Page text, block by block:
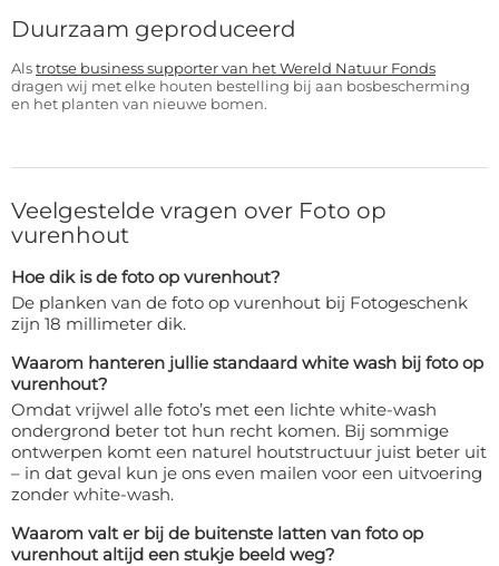
Duurzaam geproduceerd
Alstrotse business supporter van het Wereld Natuur Fonds
dragen wij met elke houten bestelling bij aan bosbescherming
en het planten van nieuwe bomen.
Veelgestelde vragen over Foto op
vurenhout
Hoe dik is de foto op vurenhout?
De planken van de foto op vurenhout bij Fotogeschenk
zijn 18 millimeter dik.
Waarom hanteren jullie standaard white wash bij foto op
vurenhout?
Omdat vrijwel alle foto’s met een lichte white-wash
ondergrond beter tot hun recht komen. Bij sommige
ontwerpen komt een naturel houtstructuur juist beter uit
– in dat geval kun je ons even mailen voor een uitvoering
zonder white-wash.
Waarom valt er bij de buitenste latten van foto op
vurenhout altijd een stukje beeld weg?